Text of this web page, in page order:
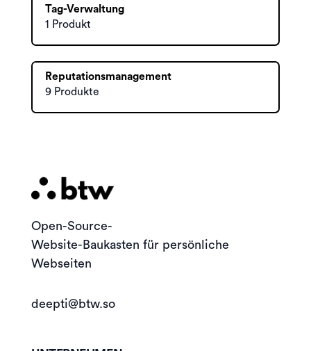
Tag-Verwaltung
1 Produkt
Reputationsmanagement
9 Produkte
Open-Source-
Website-Baukasten für persönliche
Webseiten
deepti@btw.so